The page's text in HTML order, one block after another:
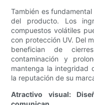
También es
del producto. Los
compuestos volátiles
con protección UV. Del
benefician de
contaminación y
mantenga la integridad
la reputación de su
Atractivo visual: